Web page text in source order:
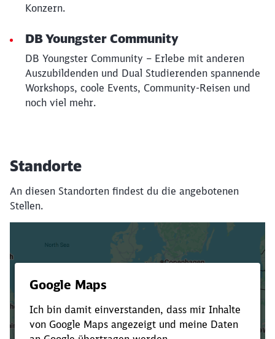
Konzern.
DB Youngster Community
DB Youngster Community – Erlebe mit anderen
Auszubildenden und Dual Studierenden spannende
Workshops, coole Events, Community-Reisen und
noch viel mehr.
Standorte
An diesen Standorten findest du die angebotenen
Stellen.